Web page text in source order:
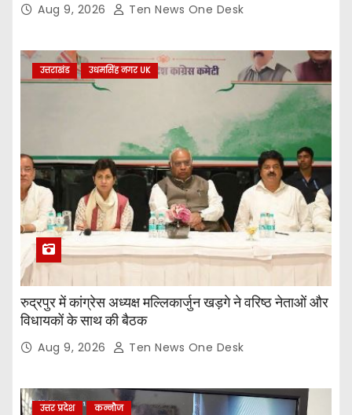
Aug 9, 2026 Ten News One Desk
उत्तराखंड उधमसिंह नगर UK
रुद्रपुर में कांग्रेस अध्यक्ष मल्लिकार्जुन खड़गे ने वरिष्ठ नेताओं और
विधायकों के साथ की बैठक
Aug 9, 2026 Ten News One Desk
उत्तर प्रदेश कन्नौज